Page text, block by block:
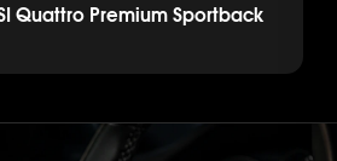
Quattro Premium Sportback